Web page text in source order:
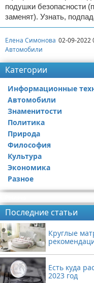
подушки безопасности
заменят). Узнать,
Елена Симонова 02-09-2022
Автомобили
Категории
Информационные
Автомобили
Знаменитости
Политика
Природа
Философия
Культура
Экономика
Разное
Последние статьи
Круглые
Есть куда
2023 год